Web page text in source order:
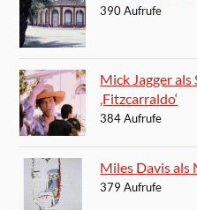
390 Aufrufe
Mick Jagger als
‚Fitzcarraldo‘
384 Aufrufe
Miles Davis als
379 Aufrufe